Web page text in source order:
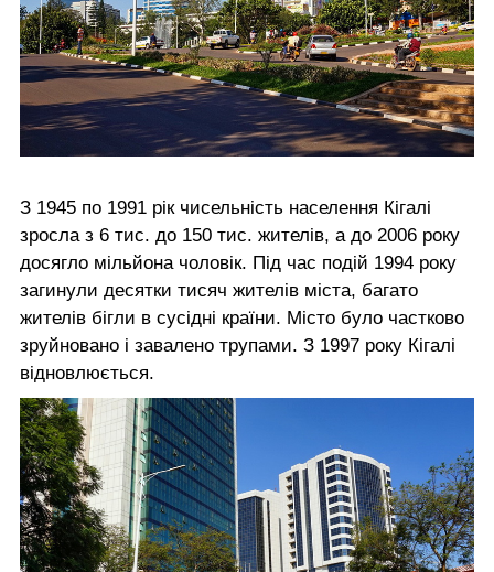
З 1945 по 1991 рік чисельність населення Кігалі
зросла з 6 тис. до 150 тис. жителів, а до 2006 року
досягло мільйона чоловік. Під час подій 1994 року
загинули десятки тисяч жителів міста, багато
жителів бігли в сусідні країни. Місто було частково
зруйновано і завалено трупами. З 1997 року Кігалі
відновлюється.